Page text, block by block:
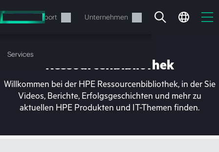
Hauptinhalt
wechseln
Support Unternehmen
Services
Ihr Warenkorb ist aktuell
Ressourcenbibliothek
Willkommen bei der HPE Ressourcenbibliothek, in der Sie
Videos, Berichte, Erfolgsgeschichten und mehr zu
aktuellen HPE Produkten und IT-Themen finden.